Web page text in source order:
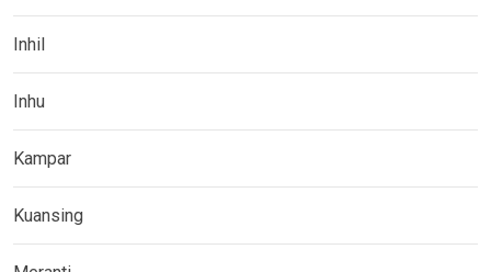
Inhil
Inhu
Kampar
Kuansing